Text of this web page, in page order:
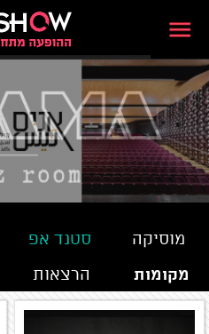
מוסיקה סטנד אפ
הרצאות
מקומות